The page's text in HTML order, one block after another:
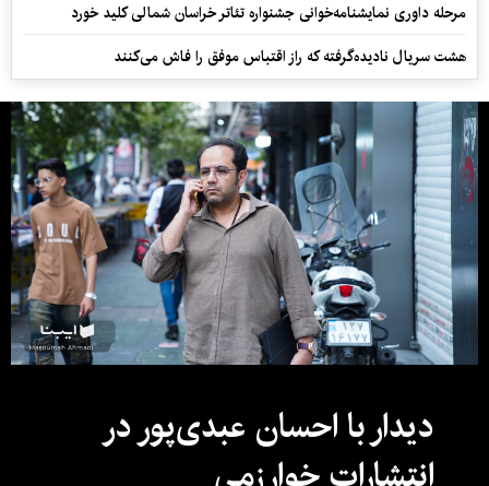
مرحله داوری نمایشنامه‌خوانی جشنواره تئاتر خراسان شمالی کلید خورد
هشت سریال نادیده‌گرفته که راز اقتباس موفق را فاش می‌کنند
دیدار با احسان عبدی‌پور در